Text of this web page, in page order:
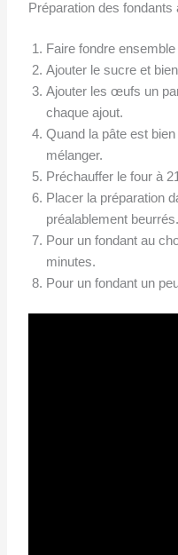
Préparation des fondants
Faire fondre
Ajouter le sucre et
Ajouter les œufs un
chaque ajout.
Quand la pâte est
mélanger.
Préchauffer le four à
Placer la préparation
préalablement beurrés.
Pour un fondant au
minutes.
Pour un fondant un